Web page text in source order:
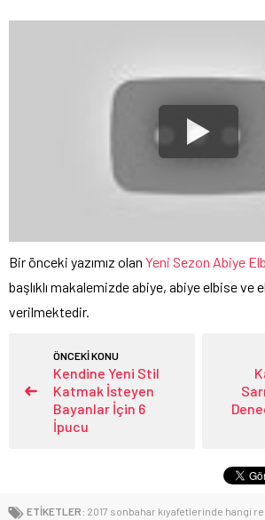
Bir önceki yazımız olan Yeni Sezon Abiye
başlıklı makalemizde abiye, abiye elbise ve
verilmektedir.
ÖNCEKİ KONU
Kendine Yeni Stil
Katmak İsteyen
Bayanlar İçin 6
İpucu
ETİKETLER: 2017 sonbahar kıyafetlerinde hangi